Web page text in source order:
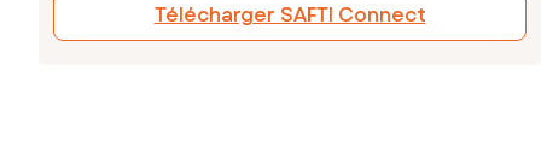
Télécharger SAFTI Connect